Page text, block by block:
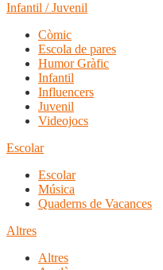
Infantil / Juvenil
Còmic
Escola de pares
Humor Gràfic
Infantil
Influencers
Juvenil
Videojocs
Escolar
Escolar
Música
Quaderns de Vacances
Altres
Altres